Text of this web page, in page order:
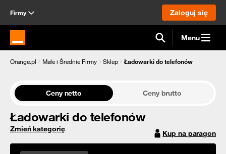
Firmy Zaloguj się
Strona główna Orange.pl Menu
Orange.pl Małe i Średnie Firmy Sklep Ładowarki do telefonów
Ceny netto Ceny brutto
Ładowarki do telefonów
Zmień kategorię Kup na paragon